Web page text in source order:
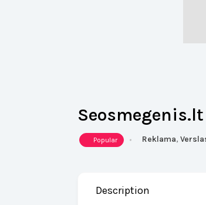
Seosmegenis.lt
Popular Reklama,
Description